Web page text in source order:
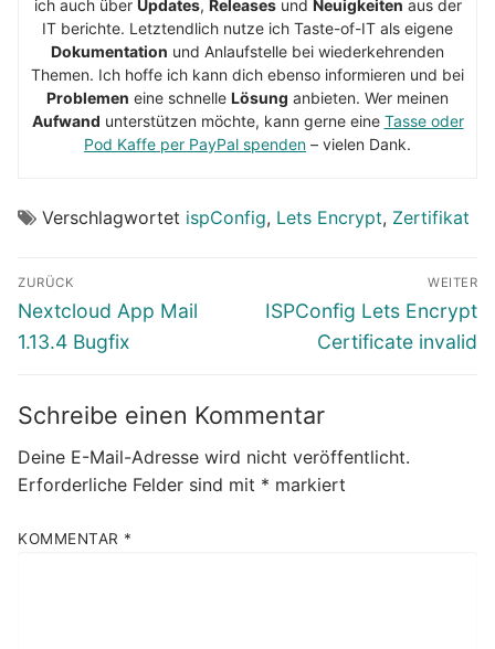
ich auch über Updates, Releasesund Neuigkeiten aus der
IT berichte. Letztendlich nutze ich Taste-of-IT als eigene
Dokumentation und Anlaufstelle bei wiederkehrenden
Themen. Ich hoffe ich kann dich ebenso informieren und bei
Problemen eine schnelle Lösung anbieten. Wer meinen
Aufwand unterstützen möchte, kann gerne eine Tasse oder
Pod Kaffe per PayPal spenden – vielen Dank.
Verschlagwortet ispConfig, Lets Encrypt, Zertifikat
Beitragsnavigation
ZURÜCK
Vorheriger
Beitrag:
Nextcloud App Mail
1.13.4 Bugfix
WEITER
Nächster
Beitrag:
ISPConfig Lets Encrypt
Certificate invalid
Schreibe einen Kommentar
Deine E-Mail-Adresse wird nicht veröffentlicht.
Erforderliche Felder sind mit * markiert
KOMMENTAR *